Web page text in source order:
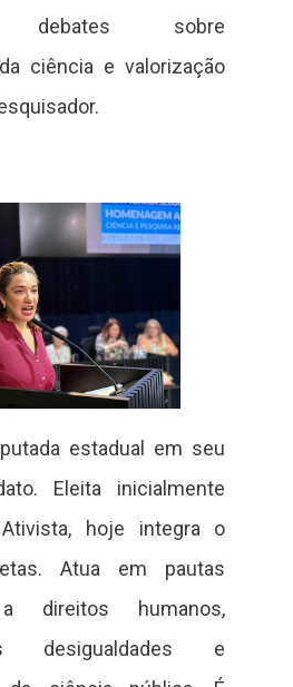
debates sobre
ciência e valorização
estadual em seu
Eleita inicialmente
hoje integra o
Atua em pautas
a direitos humanos,
desigualdades e